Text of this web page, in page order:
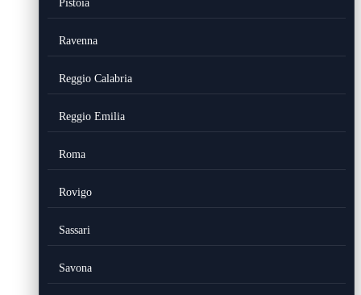
Pistoia
Ravenna
Reggio Calabria
Reggio Emilia
Roma
Rovigo
Sassari
Savona